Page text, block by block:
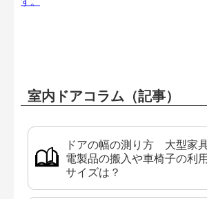
室内ドアコラム（記事）
ドアの幅の測り方 大型家
電製品の搬入や車椅子の利
サイズは？